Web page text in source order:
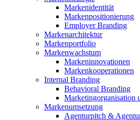
Markenidentität
Markenpositionierung
Employer Branding
Markenarchitektur
Markenportfolio
Markenwachstum
Markeninnovationen
Markenkooperationen
Internal Branding
Behavioral Branding
Marketingorganisation
Markenumsetzung
Agenturpitch &